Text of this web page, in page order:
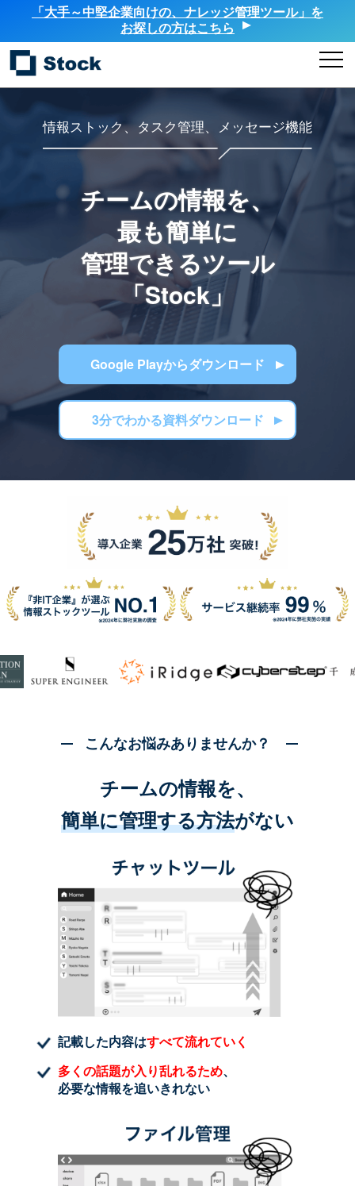
「大手～中堅企業向けの、ナレッジ管理ツール」を
お探しの方はこちら
情報ストック、タスク管理、メッセージ機能
チームの情報を、
最も簡単に
管理できるツール
「Stock」
Google Playからダウンロード
3分でわかる資料ダウンロード
こんなお悩みありませんか？
チームの情報を、
簡単に管理する方法がない
記載した内容はすべて流れていく
多くの話題が入り乱れるため、
必要な情報を追いきれない